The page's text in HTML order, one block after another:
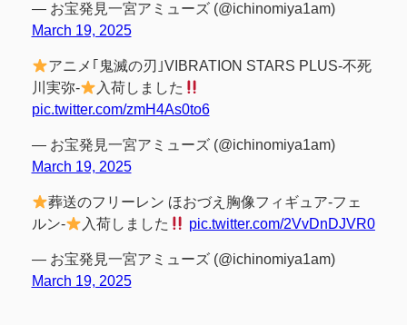
— お宝発見一宮アミューズ (@ichinomiya1am)
March 19, 2025
アニメ｢鬼滅の刃｣VIBRATION STARS PLUS-不死
川実弥-
入荷しました
pic.twitter.com/zmH4As0to6
— お宝発見一宮アミューズ (@ichinomiya1am)
March 19, 2025
葬送のフリーレン ほおづえ胸像フィギュア-フェ
ルン-
入荷しました pic.twitter.com/2VvDnDJVR0
— お宝発見一宮アミューズ (@ichinomiya1am)
March 19, 2025